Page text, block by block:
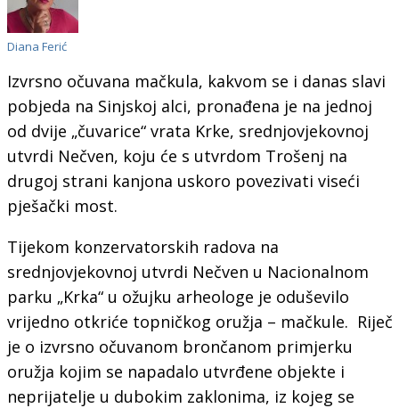
Diana Ferić
Izvrsno očuvana mačkula, kakvom se i danas slavi
pobjeda na Sinjskoj alci, pronađena je na jednoj
od dvije „čuvarice“ vrata Krke, srednjovjekovnoj
utvrdi Nečven, koju će s utvrdom Trošenj na
drugoj strani kanjona uskoro povezivati viseći
pješački most.
Tijekom konzervatorskih radova na
srednjovjekovnoj utvrdi Nečven u Nacionalnom
parku „Krka“ u ožujku arheologe je oduševilo
vrijedno otkriće topničkog oružja – mačkule. Riječ
je o izvrsno očuvanom brončanom primjerku
oružja kojim se napadalo utvrđene objekte i
neprijatelje u dubokim zaklonima, iz kojeg se